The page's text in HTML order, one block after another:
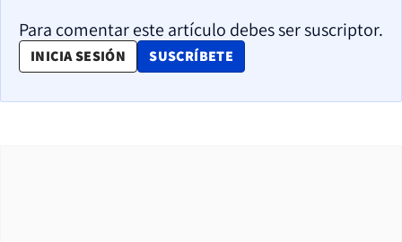
Para comentar este artículo debes ser suscriptor.
INICIA SESIÓN SUSCRÍBETE
OPENS IN NEW WINDOW